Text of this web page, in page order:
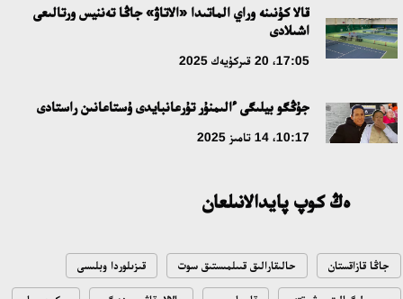
قالا كۇنىنە وراي الماتىدا «الاتاۋ» جاڭا تەننيس ورتالىعى
اشىلادى
17:05، 20 قىركۇيەك 2025
جۇڭگو بيلىگى ءالىمنۇر تۇرعانبايدى ۇستاعانىن راستادى
10:17، 14 تامىز 2025
ەڭ كوپ پايدالانىلعان
جاڭا قازاقستان حالىقارالىق قىىلمىستىق سوت قىزىلوردا وبلىسى